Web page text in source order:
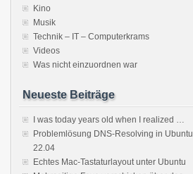
Kino
Musik
Technik – IT – Computerkrams
Videos
Was nicht einzuordnen war
Neueste Beiträge
I was today years old when I realized …
Problemlösung DNS-Resolving in Ubuntu
22.04
Echtes Mac-Tastaturlayout unter Ubuntu